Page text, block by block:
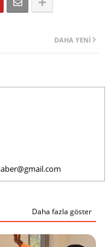
DAHA YENI
Daha fazla göster